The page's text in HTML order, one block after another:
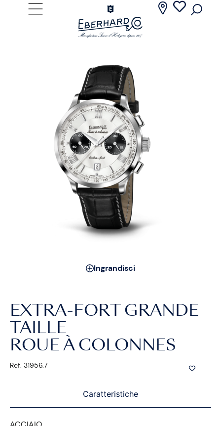
Ingrandisci
EXTRA-FORT GRANDE
TAILLE
ROUE À COLONNES
Ref. 31956.7
Caratteristiche